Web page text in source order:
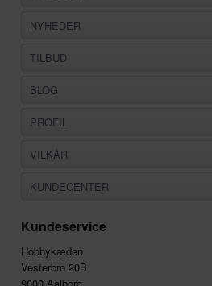
NYHEDER
TILBUD
BLOG
PROFIL
VILKÅR
KUNDECENTER
Kundeservice
Hobbykæden
Vesterbro 20B
9000 Aalborg